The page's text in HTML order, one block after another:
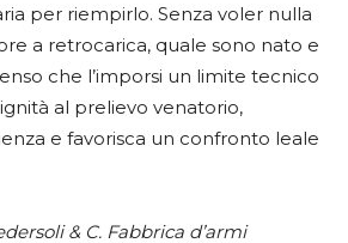
per riempirlo. Senza voler nulla
a retrocarica, quale sono nato e
che l’imporsi un limite tecnico
al prelievo venatorio,
e favorisca un confronto leale
& C. Fabbrica d’armi